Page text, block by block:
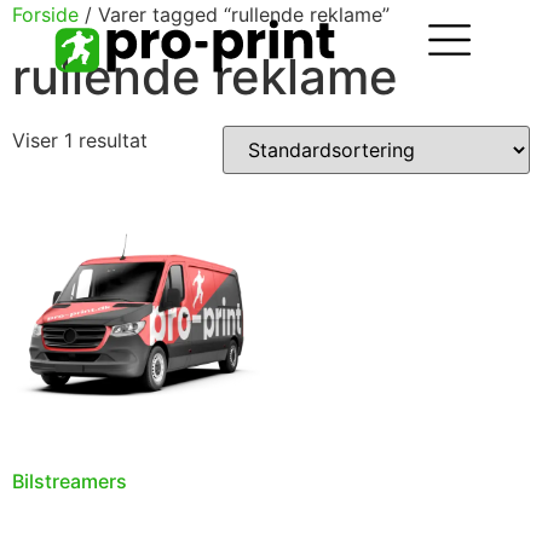
Forside / Varer tagged “rullende reklame”
rullende reklame
Viser 1 resultat
Bilstreamers